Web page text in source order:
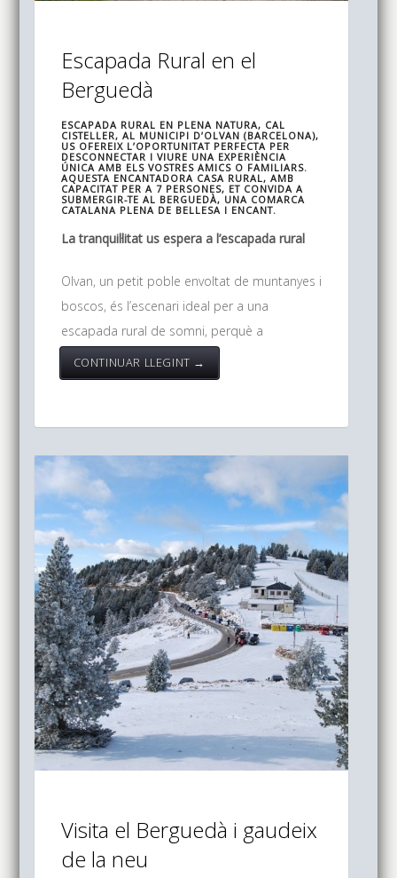
Escapada Rural en el
Berguedà
ESCAPADA RURAL EN PLENA NATURA, CAL
CISTELLER, AL MUNICIPI D’OLVAN (BARCELONA),
US OFEREIX L’OPORTUNITAT PERFECTA PER
DESCONNECTAR I VIURE UNA EXPERIÈNCIA
ÚNICA AMB ELS VOSTRES AMICS O FAMILIARS.
AQUESTA ENCANTADORA CASA RURAL, AMB
CAPACITAT PER A 7 PERSONES, ET CONVIDA A
SUBMERGIR-TE AL BERGUEDÀ, UNA COMARCA
CATALANA PLENA DE BELLESA I ENCANT.
La tranquil·litat us espera a l’escapada rural
Olvan, un petit poble envoltat de muntanyes i
boscos, és l’escenari ideal per a una
escapada rural de somni, perquè a
CONTINUAR LLEGINT →
Visita el Berguedà i gaudeix
de la neu